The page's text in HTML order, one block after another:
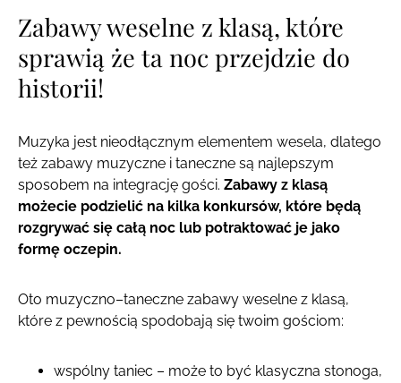
Zabawy weselne z klasą, które
sprawią że ta noc przejdzie do
historii!
Muzyka jest nieodłącznym elementem wesela, dlatego
też zabawy muzyczne i taneczne są najlepszym
sposobem na integrację gości. Zabawy z klasą
możecie podzielić na kilka konkursów, które będą
rozgrywać się całą noc lub potraktować je jako
formę oczepin.
Oto muzyczno–taneczne zabawy weselne z klasą,
które z pewnością spodobają się twoim gościom:
wspólny taniec – może to być klasyczna stonoga,